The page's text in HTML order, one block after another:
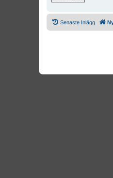
Senaste Inlägg